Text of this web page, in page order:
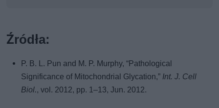
Źródła:
P. B. L. Pun and M. P. Murphy, “Pathological
Significance of Mitochondrial Glycation,” Int. J. Cell
Biol., vol. 2012, pp. 1–13, Jun. 2012.